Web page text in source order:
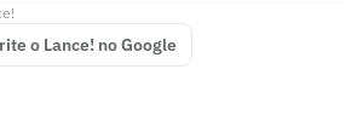
o Lance! no Google